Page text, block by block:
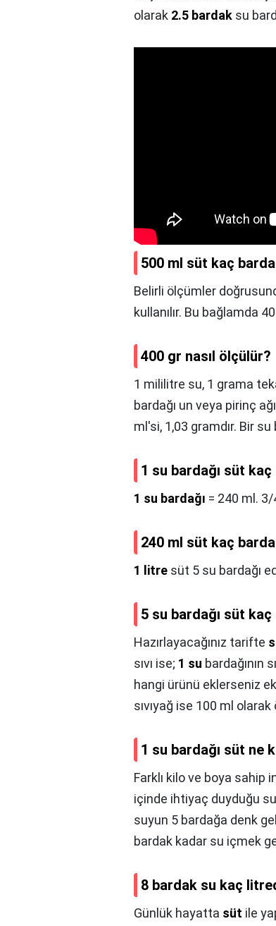
olarak 2.5 bardak su
500 ml süt kaç
Belirli ölçümler
kullanılır. Bu bağlamda
400 gr nasıl ölçülür?
1 mililitre su, 1 grama
bardağı un veya pirinç
ml'si, 1,03 gramdır. Bir
1 su bardağı süt
1 su bardağı = 240 ml. 3/
240 ml süt kaç
1 litre süt 5 su bardağı
5 su bardağı süt kaç
Hazırlayacağınız tarifte
sıvı ise; 1 su bardağının
hangi ürünü eklerseniz
sıvıyağ ise 100 ml olarak
1 su bardağı süt ne
Farklı kilo ve boya sahip
içinde ihtiyaç duyduğu
suyun 5 bardağa denk
bardak kadar su içmek
8 bardak su kaç
Günlük hayatta süt ile